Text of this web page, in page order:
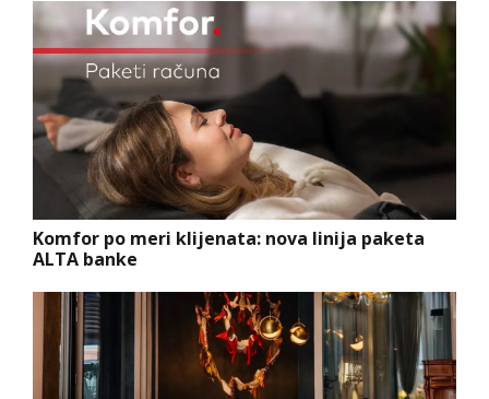
Komfor po meri klijenata: nova linija paketa
ALTA banke